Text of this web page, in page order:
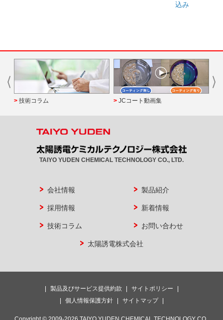
込み
技術コラム JCコート動画集
TAIYO YUDEN CHEMICAL TECHNOLOGY CO., LTD.
会社情報 製品紹介
採用情報 新着情報
技術コラム お問い合わせ
太陽誘電株式会社
製品及びサービス提供約款
サイトポリシー
個人情報保護方針
サイトマップ